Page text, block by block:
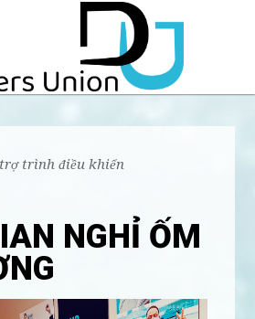
trình điều khiển
NGHỈ ỐM